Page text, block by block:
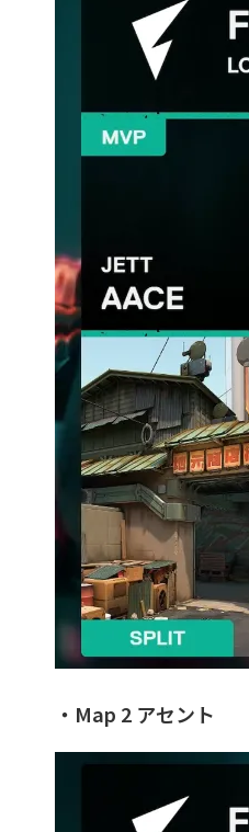
・Map 2 アセント